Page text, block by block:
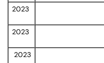
2023
2023
2023